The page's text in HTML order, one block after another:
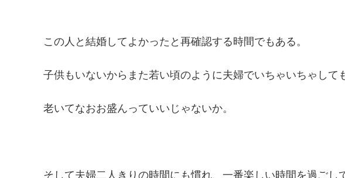
この人と結婚してよかったと再確認する時間でもある。
子供もいないからまた若い頃のように夫婦でいちゃいちゃして
老いてなおお盛んっていいじゃないか。
そして夫婦二人きりの時間にも慣れ、一番楽しい時間を過ごし